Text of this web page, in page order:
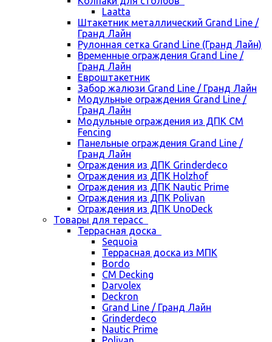
Laatta
Штакетник металлический Grand Line /
Гранд Лайн
Рулонная сетка Grand Line (Гранд Лайн)
Временные ограждения Grand Line /
Гранд Лайн
Евроштакетник
Забор жалюзи Grand Line / Гранд Лайн
Модульные ограждения Grand Line /
Гранд Лайн
Модульные ограждения из ДПК CM
Fencing
Панельные ограждения Grand Line /
Гранд Лайн
Ограждения из ДПК Grinderdeco
Ограждения из ДПК Holzhof
Ограждения из ДПК Nautic Prime
Ограждения из ДПК Polivan
Ограждения из ДПК UnoDeck
Товары для терасс
Террасная доска
Sequoia
Террасная доска из МПК
Bordo
CM Decking
Darvolex
Deckron
Grand Line / Гранд Лайн
Grinderdeco
Nautic Prime